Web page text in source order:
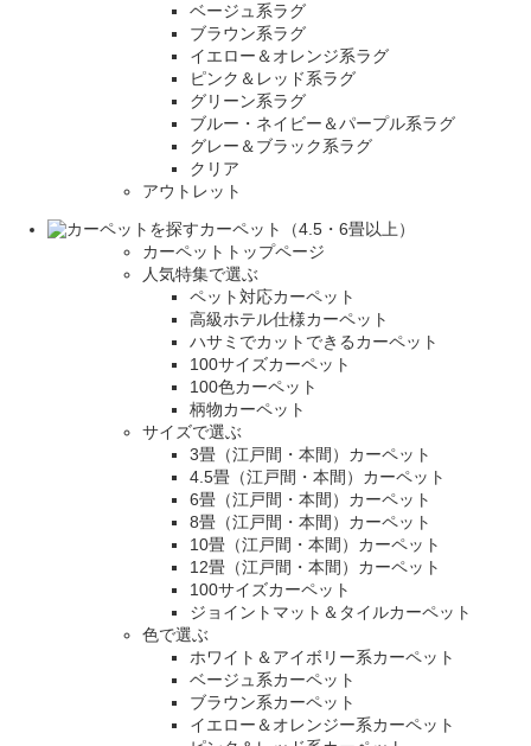
ベージュ系ラグ
ブラウン系ラグ
イエロー＆オレンジ系ラグ
ピンク＆レッド系ラグ
グリーン系ラグ
ブルー・ネイビー＆パープル系ラグ
グレー＆ブラック系ラグ
クリア
アウトレット
カーペット（4.5・6畳以上）
カーペットトップページ
人気特集で選ぶ
ペット対応カーペット
高級ホテル仕様カーペット
ハサミでカットできるカーペット
100サイズカーペット
100色カーペット
柄物カーペット
サイズで選ぶ
3畳（江戸間・本間）カーペット
4.5畳（江戸間・本間）カーペット
6畳（江戸間・本間）カーペット
8畳（江戸間・本間）カーペット
10畳（江戸間・本間）カーペット
12畳（江戸間・本間）カーペット
100サイズカーペット
ジョイントマット＆タイルカーペット
色で選ぶ
ホワイト＆アイボリー系カーペット
ベージュ系カーペット
ブラウン系カーペット
イエロー＆オレンジー系カーペット